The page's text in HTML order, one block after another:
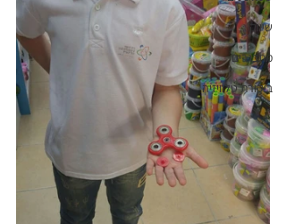
שיווק
מתבגרים
ביקורת טלוויזיה